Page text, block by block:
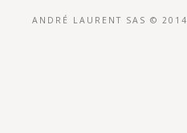
ANDRÉ LAURENT SAS © 2014